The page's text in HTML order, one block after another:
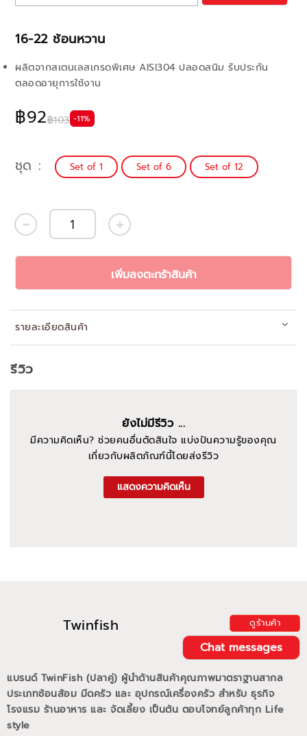
16-22 ช้อนหวาน
฿92฿103 -11%
ผลิตจากสเตนเลสเกรดพิเศษ AISI304 ปลอดสนิม รับประกัน
ตลอดอายุการใช้งาน
ชุด Set of 1 Set of 6 Set of 12
เพิ่มลงตะกร้าสินค้า
รายละเอียดสินค้า
Twinfish ดูร้านค้า
Chat messages
แบรนด์ TwinFish (ปลาคู่) ผู้นำด้านสินค้าคุณภาพมาตราฐานสากล
ประเภทช้อนส้อม มีดครัว และ อุปกรณ์เครื่องครัว สำหรับ ธุรกิจ
โรงแรม ร้านอาหาร และ จัดเลี้ยง เป็นต้น ตอบโจทย์ลูกค้าทุก Life
style
รีวิว
ยังไม่มีรีวิว ...
มีความคิดเห็น? ช่วยคนอื่นตัดสินใจ แบ่งปันความรู้ของคุณ
เกี่ยวกับผลิตภัณฑ์นี้โดยส่งรีวิว
แสดงความคิดเห็น